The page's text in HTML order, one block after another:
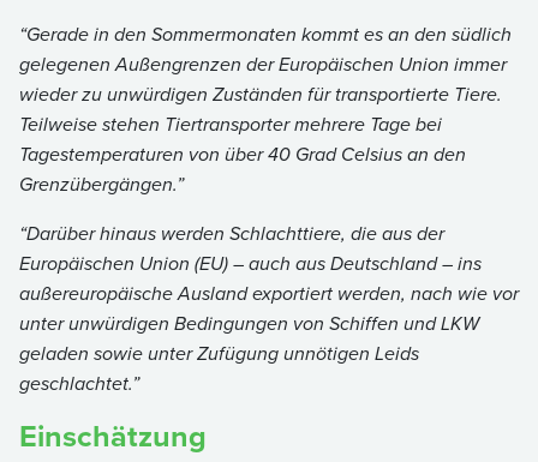
“Gerade in den Sommermonaten kommt es an den südlich
gelegenen Außengrenzen der Europäischen Union immer
wieder zu unwürdigen Zuständen für transportierte Tiere.
Teilweise stehen Tiertransporter mehrere Tage bei
Tagestemperaturen von über 40 Grad Celsius an den
Grenzübergängen.”
“Darüber hinaus werden Schlachttiere, die aus der
Europäischen Union (EU) – auch aus Deutschland – ins
außereuropäische Ausland exportiert werden, nach wie vor
unter unwürdigen Bedingungen von Schiffen und LKW
geladen sowie unter Zufügung unnötigen Leids
geschlachtet.”
Einschätzung